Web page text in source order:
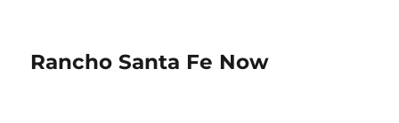
Rancho Santa Fe Now